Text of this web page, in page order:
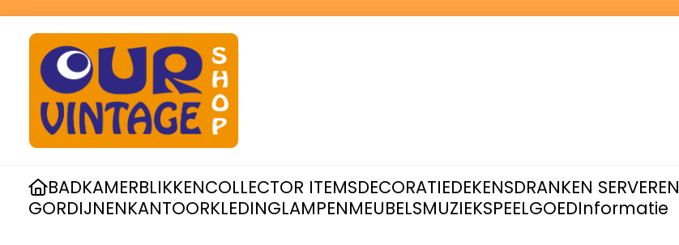
BADKAMERBLIKKENCOLLECTOR ITEMSDECORATIEDEKENSDRANKEN SERVEREN
GORDIJNENKANTOORKLEDINGLAMPENMEUBELSMUZIEKSPEELGOEDInformatie